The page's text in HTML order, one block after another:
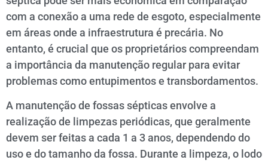
com a conexão a uma rede de esgoto, especialmente
em áreas onde a infraestrutura é precária. No
entanto, é crucial que os proprietários compreendam
a importância da manutenção regular para evitar
problemas como entupimentos e transbordamentos.
A manutenção de fossas sépticas envolve a
realização de limpezas periódicas, que geralmente
devem ser feitas a cada 1 a 3 anos, dependendo do
uso e do tamanho da fossa. Durante a limpeza, o lodo